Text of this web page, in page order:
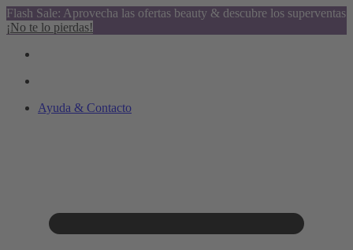
Flash Sale: Aprovecha las ofertas beauty & descubre los superventas
¡No te lo pierdas!
Ayuda & Contacto